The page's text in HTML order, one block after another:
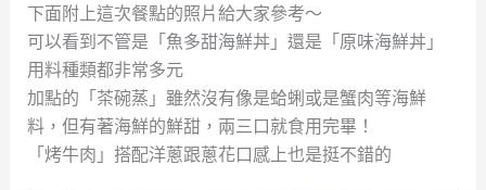
下面附上這次餐點的照片給大家參考～
可以看到不管是「魚多甜海鮮丼」還是「原味海鮮丼」
用料種類都非常多元
加點的「茶碗蒸」雖然沒有像是蛤蜊或是蟹肉等海鮮
料，但有著海鮮的鮮甜，兩三口就食用完畢！
「烤牛肉」搭配洋蔥跟蔥花口感上也是挺不錯的